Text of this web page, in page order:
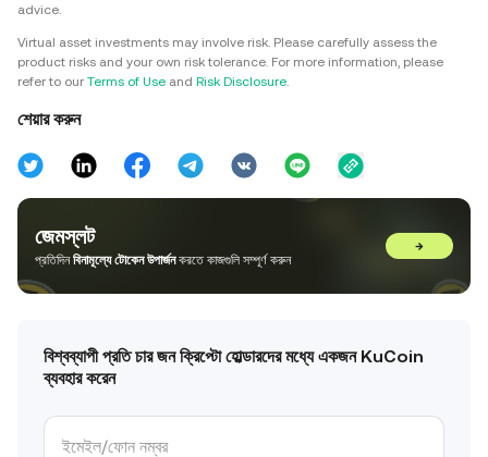
advice.
Virtual asset investments may involve risk. Please carefully assess the
product risks and your own risk tolerance. For more information, please
refer to our Terms of Use and Risk Disclosure.
শেয়ার করুন
জেমস্লট
প্রতিদিনবিনামূল্যে টোকেন উপার্জনকরতে কাজগুলি সম্পূর্ণ করুন
→
বিশ্বব্যাপী প্রতি চার জন ক্রিপ্টো হোল্ডারদের মধ্যে একজন KuCoin
ব্যবহার করেন